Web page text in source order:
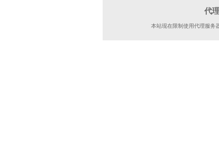
代
本站现在限制使用代理服务